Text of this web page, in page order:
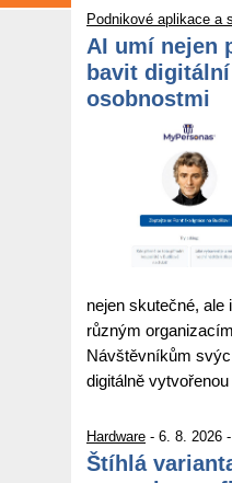
Podnikové aplikace a
AI umí nejen
bavit
osobnostmi
nejen skutečné, ale
různým
Návštěvníkům
digitálně
Hardware - 6. 8. 2026
Štíhlá